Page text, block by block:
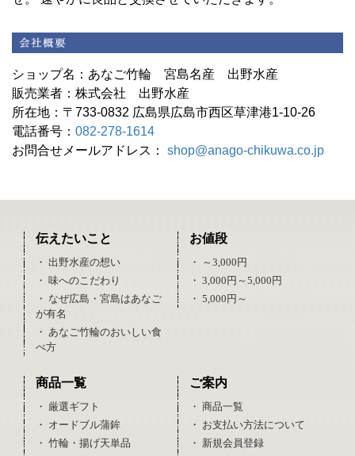
ショップ名：あなご竹輪 宮島名産 出野水産
販売業者：株式会社 出野水産
所在地：〒733-0832 広島県広島市西区草津港1-10-26
電話番号： 082-278-1614
お問合せメールアドレス： shop@anago-chikuwa.co.jp
伝えたいこと
・ 出野水産の想い
・ 味へのこだわり
・ なぜ広島・宮島はあなご
が有名
・ あなご竹輪のおいしい食
べ方
お値段
・ ～3,000円
・ 3,000円～5,000円
・ 5,000円～
商品一覧
・ 厳選ギフト
・ オードブル蒲鉾
・ 竹輪・揚げ天単品
ご案内
・ 商品一覧
・ お支払い方法について
・ 新規会員登録